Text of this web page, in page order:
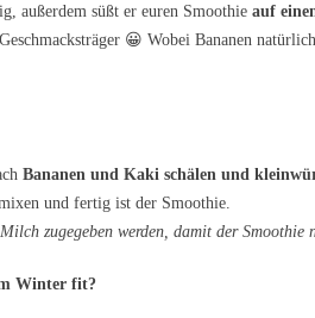
außerdem süßt er euren Smoothie auf
😀 Wobei Bananen
Bananen und Kaki schälen und
und fertig ist der Smoothie.
zugegeben werden, damit der
Winter fit?